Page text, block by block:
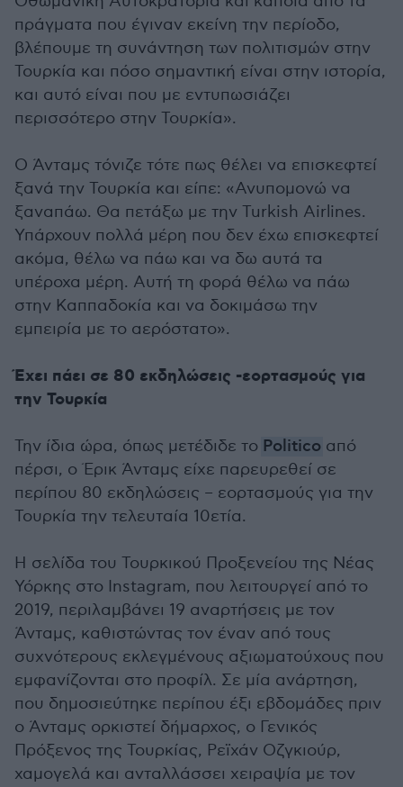
πράγματα που έγιναν εκείνη την περίοδο,
βλέπουμε τη συνάντηση των πολιτισμών στην
Τουρκία και πόσο σημαντική είναι στην ιστορία,
και αυτό είναι που με εντυπωσιάζει
περισσότερο στην Τουρκία».
Ο Άνταμς τόνιζε τότε πως θέλει να επισκεφτεί
ξανά την Τουρκία και είπε: «Ανυπομονώ να
ξαναπάω. Θα πετάξω με την Turkish Airlines.
Υπάρχουν πολλά μέρη που δεν έχω επισκεφτεί
ακόμα, θέλω να πάω και να δω αυτά τα
υπέροχα μέρη. Αυτή τη φορά θέλω να πάω
στην Καππαδοκία και να δοκιμάσω την
εμπειρία με το αερόστατο».
Έχει πάει σε 80 εκδηλώσεις -εορτασμούς για
την Τουρκία
Την ίδια ώρα, όπως μετέδιδε το Politico από
πέρσι, ο Έρικ Άνταμς είχε παρευρεθεί σε
περίπου 80 εκδηλώσεις – εορτασμούς για την
Τουρκία την τελευταία 10ετία.
Η σελίδα του Τουρκικού Προξενείου της Νέας
Υόρκης στο Instagram, που λειτουργεί από το
2019, περιλαμβάνει 19 αναρτήσεις με τον
Άνταμς, καθιστώντας τον έναν από τους
συχνότερους εκλεγμένους αξιωματούχους που
εμφανίζονται στο προφίλ. Σε μία ανάρτηση,
που δημοσιεύτηκε περίπου έξι εβδομάδες πριν
ο Άνταμς ορκιστεί δήμαρχος, ο Γενικός
Πρόξενος της Τουρκίας, Ρεϊχάν Οζγκιούρ,
χαμογελά και ανταλλάσσει χειραψία με τον